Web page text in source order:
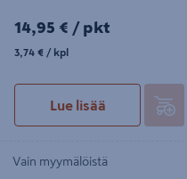
14,95€/pkt
14,95 € / pkt
3,74€/kpl
3,74 € / kpl
Lue lisää
Vain myymälöistä